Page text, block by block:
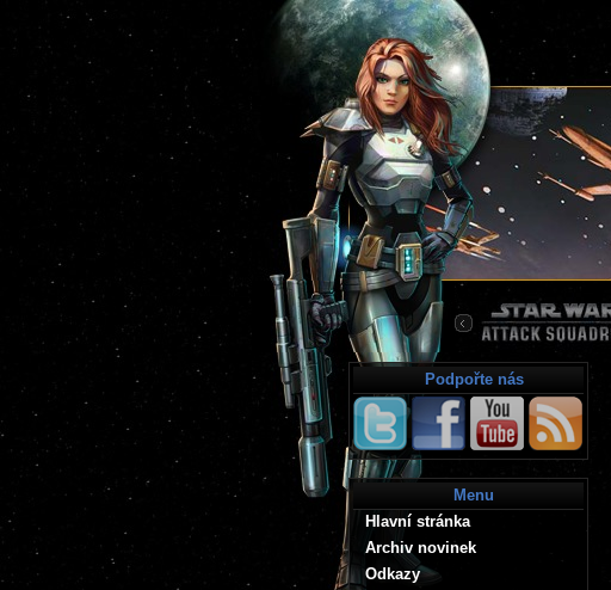
Podpořte nás
Menu
Hlavní stránka
Archiv novinek
Odkazy